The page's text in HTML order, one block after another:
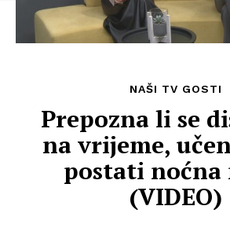
NAŠI TV GOSTI
Prepozna li se
na vrijeme,
postati noćna
(VIDEO)